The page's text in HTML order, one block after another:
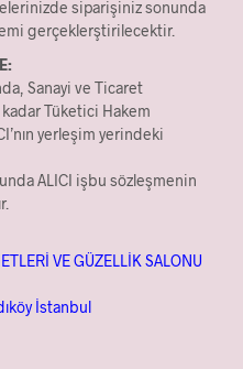
siparişiniz sonunda
gerçeklerştirilecektir.
Sanayi ve Ticaret
Tüketici Hakem
yerleşim yerindeki
ALICI işbu sözleşmenin
VE GÜZELLİK SALONU
İstanbul